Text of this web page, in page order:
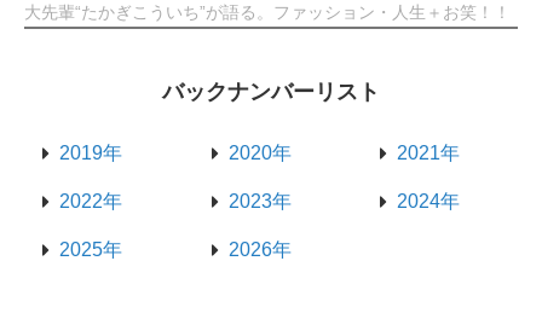
大先輩“たかぎこういち”が語る。ファッション・人生＋お笑！！
バックナンバーリスト
2019年 2020年 2021年
2022年 2023年 2024年
2025年 2026年